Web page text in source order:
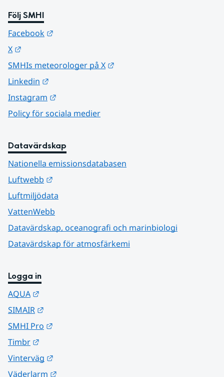
Följ SMHI
Facebook
X
SMHIs meteorologer på X
Linkedin
Instagram
Policy för sociala medier
Datavärdskap
Nationella emissionsdatabasen
Luftwebb
Luftmiljödata
VattenWebb
Datavärdskap, oceanografi och marinbiologi
Datavärdskap för atmosfärkemi
Logga in
AQUA
SIMAIR
SMHI Pro
Timbr
Vinterväg
Väderlarm